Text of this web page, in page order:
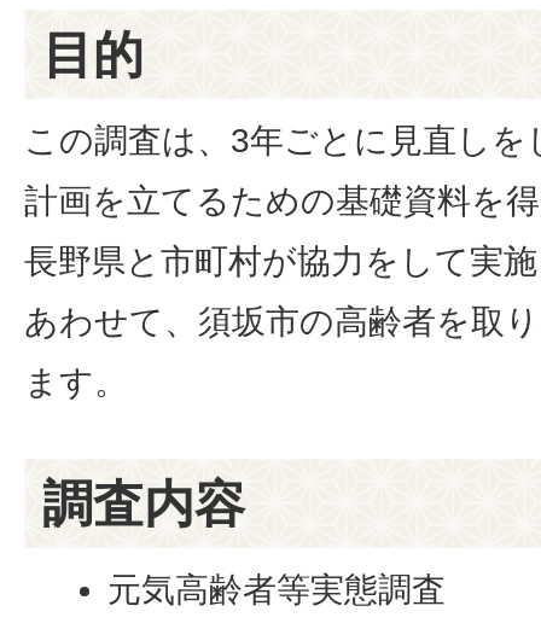
目的
この調査は、3年ごとに見直し
計画を立てるための基礎資料を
長野県と市町村が協力をして実
あわせて、須坂市の高齢者を取
ます。
調査内容
元気高齢者等実態調査